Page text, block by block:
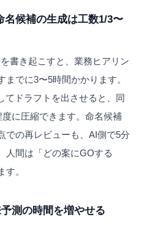
名候補の生成は工数1/3〜
書き起こすと、業務ヒアリン
でに3〜5時間かかります。
てドラフトを出させると、同
に圧縮できます。命名候補
での再レビューも、AI側で5分
人間は「どの案にGOする
。
測の時間を増やせる